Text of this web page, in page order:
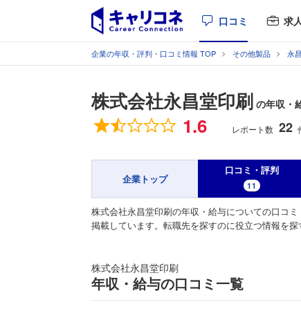
口コミ 求
企業の年収・評判・口コミ情報 TOP その他製品 永
株式会社永昌堂印刷 の年収・
総合評価
1.6 レポート数 22
企業トップ
口コミ・評判
11
株式会社永昌堂印刷の年収・給与についての口コ
掲載しています。転職先を探すのに役立つ情報を探
株式会社永昌堂印刷
年収・給与の口コミ一覧